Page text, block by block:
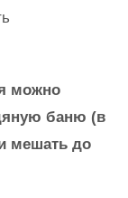
можно
баню (в
мешать до